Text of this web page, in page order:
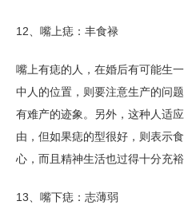
12、嘴上痣：丰食禄
嘴上有痣的人，在婚后有可能生
中人的位置，则要注意生产的问
有难产的迹象。另外，这种人适
由，但如果痣的型很好，则表示
心，而且精神生活也过得十分充裕
13、嘴下痣：志薄弱